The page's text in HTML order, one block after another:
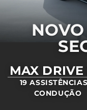
MAX DRIVE
19
CONDUÇÃO